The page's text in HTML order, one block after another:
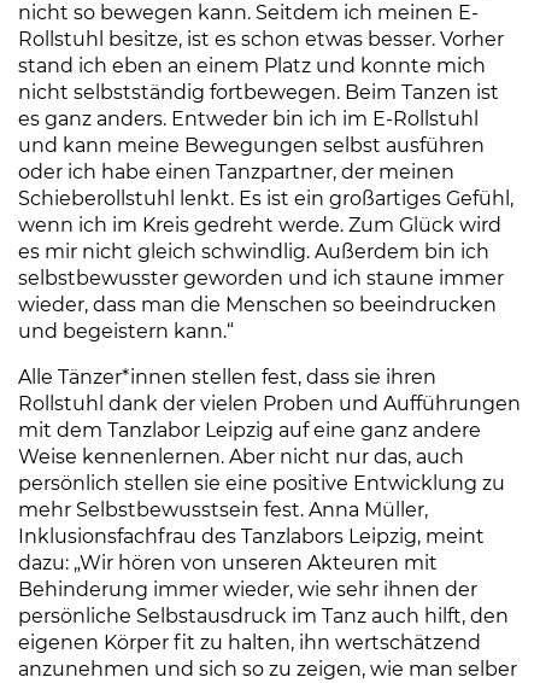
nicht so bewegen kann. Seitdem ich meinen E-
Rollstuhl besitze, ist es schon etwas besser. Vorher
stand ich eben an einem Platz und konnte mich
nicht selbstständig fortbewegen. Beim Tanzen ist
es ganz anders. Entweder bin ich im E-Rollstuhl
und kann meine Bewegungen selbst ausführen
oder ich habe einen Tanzpartner, der meinen
Schieberollstuhl lenkt. Es ist ein großartiges Gefühl,
wenn ich im Kreis gedreht werde. Zum Glück wird
es mir nicht gleich schwindlig. Außerdem bin ich
selbstbewusster geworden und ich staune immer
wieder, dass man die Menschen so beeindrucken
und begeistern kann.“
Alle Tänzer*innen stellen fest, dass sie ihren
Rollstuhl dank der vielen Proben und Aufführungen
mit dem Tanzlabor Leipzig auf eine ganz andere
Weise kennenlernen. Aber nicht nur das, auch
persönlich stellen sie eine positive Entwicklung zu
mehr Selbstbewusstsein fest. Anna Müller,
Inklusionsfachfrau des Tanzlabors Leipzig, meint
dazu: „Wir hören von unseren Akteuren mit
Behinderung immer wieder, wie sehr ihnen der
persönliche Selbstausdruck im Tanz auch hilft, den
eigenen Körper fit zu halten, ihn wertschätzend
anzunehmen und sich so zu zeigen, wie man selber